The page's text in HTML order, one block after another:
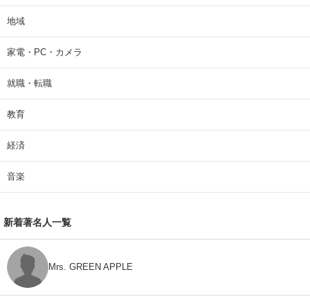
地域
家電・PC・カメラ
就職・転職
教育
経済
音楽
新着著名人一覧
Mrs. GREEN APPLE